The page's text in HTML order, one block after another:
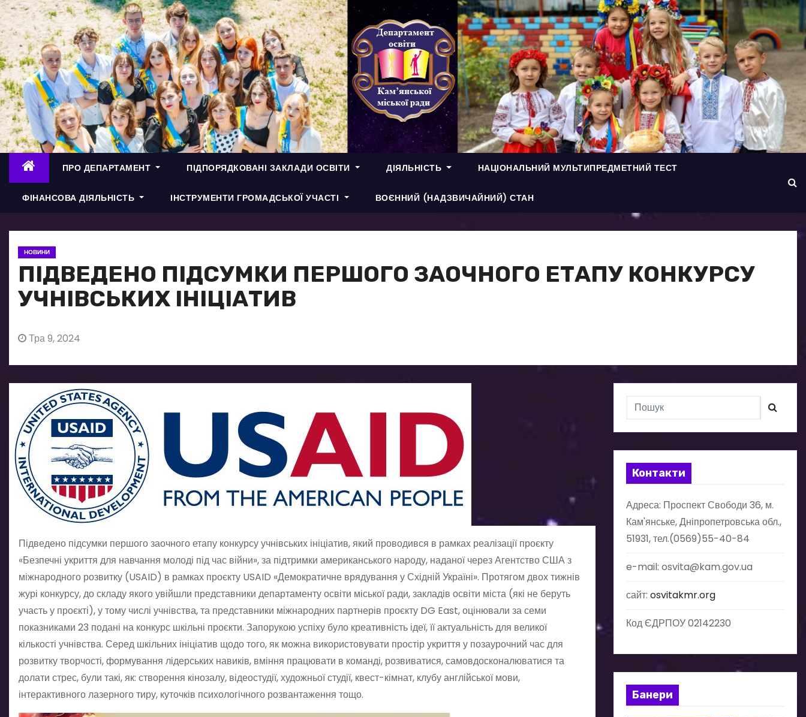
П
е
р
е
й
т
и
д
о
ПРО ДЕПАРТАМЕНТ ПІДПОРЯДКОВАНІ ЗАКЛАДИ ОСВІТИ ДІЯЛЬНІСТЬ НАЦІОНАЛЬНИЙ МУЛЬТИПРЕДМЕТНИЙ ТЕСТ
ФІНАНСОВА ДІЯЛЬНІСТЬ ІНСТРУМЕНТИ ГРОМАДСЬКОЇ УЧАСТІ ВОЄННИЙ (НАДЗВИЧАЙНИЙ) СТАН
НОВИНИ
ПІДВЕДЕНО ПІДСУМКИ ПЕРШОГО ЗАОЧНОГО ЕТАПУ КОНКУРСУ
УЧНІВСЬКИХ ІНІЦІАТИВ
Тра 9, 2024
Підведено підсумки першого заочного етапу конкурсу учнівських ініціатив, який проводився в рамках реалізації проєкту
«Безпечні укриття для навчання молоді під час війни», за підтримки американського народу, наданої через Агентство США з
міжнародного розвитку (USAID) в рамках проєкту USAID «Демократичне врядування у Східній Україні». Протягом двох тижнів
журі конкурсу, до складу якого увійшли представники департаменту освіти міської ради, закладів освіти міста (які не беруть
участь у проєкті), у тому числі учнівства, та представники міжнародних партнерів проєкту DG East, оцінювали за семи
показниками 23 подані на конкурс шкільні проєкти. Запорукою успіху було креативність ідеї, її актуальність для великої
кількості учнівства. Серед шкільних ініціатив щодо того, як можна використовувати простір укриття у позаурочний час для
розвитку творчості, формування лідерських навиків, вміння працювати в команді, розвиватися, самовдосконалюватися та
долати стрес, були такі, як: створення кінозалу, відеостудії, художньої студії, квест-кімнат, клубу англійської мови,
інтерактивного лазерного тиру, куточків психологічного розвантаження тощо.
Контакти
Адреса: Проспект Свободи 36, м.
Кам'янське, Дніпропетровська обл.,
51931, тел.(0569)55-40-84
e-mail: osvita@kam.gov.ua
сайт: osvitakmr.org
Код ЄДРПОУ 02142230
Банери